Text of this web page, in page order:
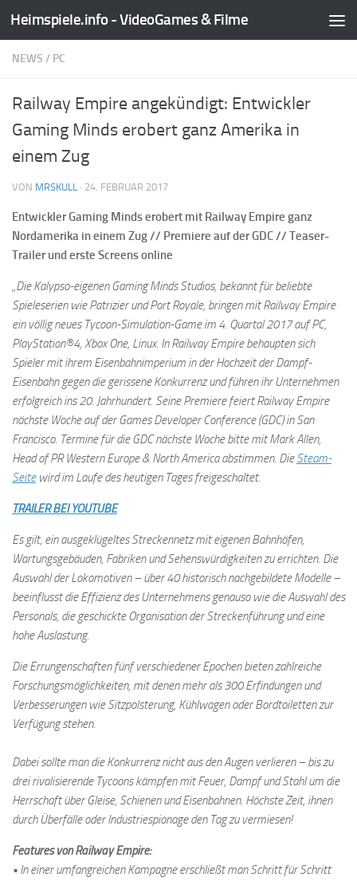
Zum Inhalt springen
Heimspiele.info - VideoGames & Filme
NEWS / PC
Railway Empire angekündigt: Entwickler
Gaming Minds erobert ganz Amerika in
einem Zug
VON MRSKULL · 24. FEBRUAR 2017
Entwickler Gaming Minds erobert mit Railway Empire ganz
Nordamerika in einem Zug // Premiere auf der GDC // Teaser-
Trailer und erste Screens online
„Die Kalypso-eigenen Gaming Minds Studios, bekannt für beliebte
Spieleserien wie Patrizier und Port Royale, bringen mit Railway Empire
ein völlig neues Tycoon-Simulation-Game im 4. Quartal 2017 auf PC,
PlayStation®4, Xbox One, Linux. In Railway Empire behaupten sich
Spieler mit ihrem Eisenbahnimperium in der Hochzeit der Dampf-
Eisenbahn gegen die gerissene Konkurrenz und führen ihr Unternehmen
erfolgreich ins 20. Jahrhundert. Seine Premiere feiert Railway Empire
nächste Woche auf der Games Developer Conference (GDC) in San
Francisco. Termine für die GDC nächste Woche bitte mit Mark Allen,
Head of PR Western Europe & North America abstimmen. DieSteam-
Seitewird im Laufe des heutigen Tages freigeschaltet.
TRAILER BEI YOUTUBE
Es gilt, ein ausgeklügeltes Streckennetz mit eigenen Bahnhöfen,
Wartungsgebäuden, Fabriken und Sehenswürdigkeiten zu errichten. Die
Auswahl der Lokomotiven – über 40 historisch nachgebildete Modelle –
beeinflusst die Effizienz des Unternehmens genauso wie die Auswahl des
Personals, die geschickte Organisation der Streckenführung und eine
hohe Auslastung.
Die Errungenschaften fünf verschiedener Epochen bieten zahlreiche
Forschungsmöglichkeiten, mit denen mehr als 300 Erfindungen und
Verbesserungen wie Sitzpolsterung, Kühlwagen oder Bordtoiletten zur
Verfügung stehen.
Dabei sollte man die Konkurrenz nicht aus den Augen verlieren – bis zu
drei rivalisierende Tycoons kämpfen mit Feuer, Dampf und Stahl um die
Herrschaft über Gleise, Schienen und Eisenbahnen. Höchste Zeit, ihnen
durch Überfälle oder Industriespionage den Tag zu vermiesen!
Features von Railway Empire:
• In einer umfangreichen Kampagne erschließt man Schritt für Schritt